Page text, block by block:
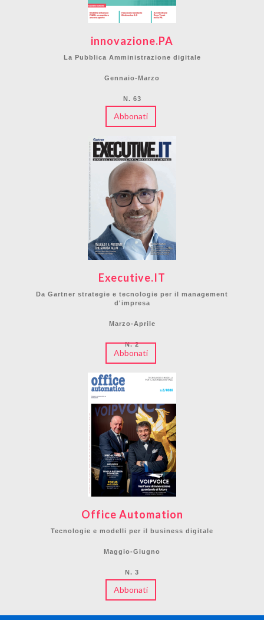
innovazione.PA
La Pubblica Amministrazione digitale
Gennaio-Marzo
N. 63
Abbonati
Executive.IT
Da Gartner strategie e tecnologie per il management
d'impresa
Marzo-Aprile
N. 2
Abbonati
Office Automation
Tecnologie e modelli per il business digitale
Maggio-Giugno
N. 3
Abbonati